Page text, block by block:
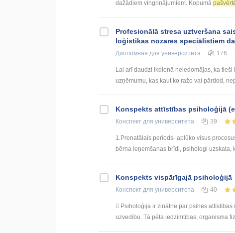
dažādiem vingrinājumiem. Kopumā
Profesionālā stresa uztveršana
loģistikas nozares speciālistiem
Дипломная для университета 176
Lai arī daudzi ikdienā neiedomājas, ka
uzņēmumu, kas kaut ko ražo vai pārdod,
Konspekts attīstības psiholoģijā
Конспект для университета 39
1.Prenatālais periods- aplūko visus
bērna ieņemšanas brīdi, psihologi uzskata,
Konspekts vispārīgajā psiholoģijā
Конспект для университета 40
 Psiholoģija ir zinātne par psihes
uzvedību. Tā pēta iedzimtības, organisma